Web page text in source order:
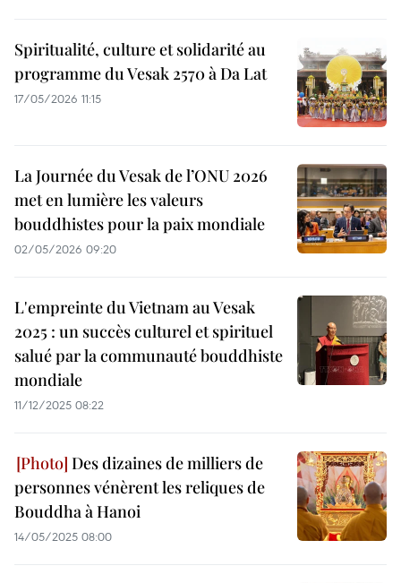
Spiritualité, culture et solidarité au
programme du Vesak 2570 à Da Lat
17/05/2026 11:15
La Journée du Vesak de l’ONU 2026
met en lumière les valeurs
bouddhistes pour la paix mondiale
02/05/2026 09:20
L'empreinte du Vietnam au Vesak
2025 : un succès culturel et spirituel
salué par la communauté bouddhiste
mondiale
11/12/2025 08:22
Des dizaines de milliers de
personnes vénèrent les reliques de
Bouddha à Hanoi
14/05/2025 08:00